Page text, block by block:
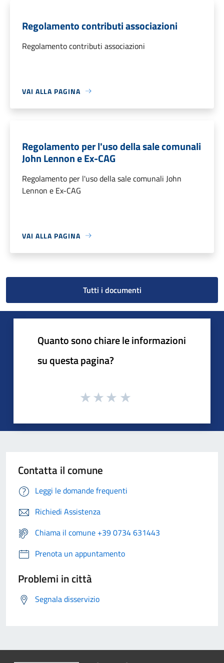
Regolamento contributi associazioni
Regolamento contributi associazioni
VAI ALLA PAGINA
Regolamento per l'uso della sale comunali
John Lennon e Ex-CAG
Regolamento per l'uso della sale comunali John
Lennon e Ex-CAG
VAI ALLA PAGINA
Tutti i documenti
Quanto sono chiare le informazioni
su questa pagina?
Contatta il comune
Leggi le domande frequenti
Richiedi Assistenza
Chiama il comune +39 0734 631443
Prenota un appuntamento
Problemi in città
Segnala disservizio